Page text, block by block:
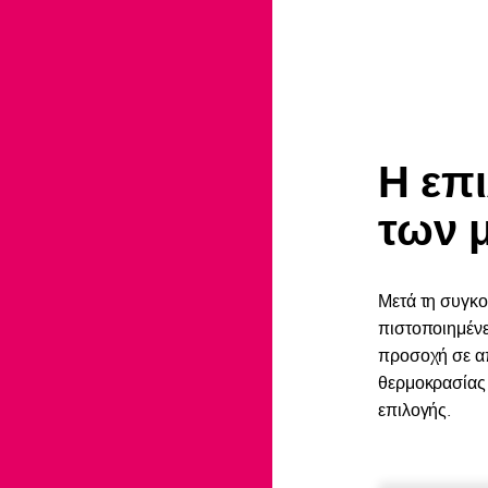
Η
των
Μετά τη
προσοχή σε
επιλογής.